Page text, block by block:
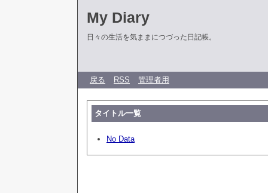
My Diary
日々の生活を気ままにつづった日記帳。
戻る RSS 管理者用
タイトル一覧
No Data